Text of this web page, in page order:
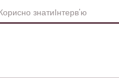
знатиІнтерв’ю